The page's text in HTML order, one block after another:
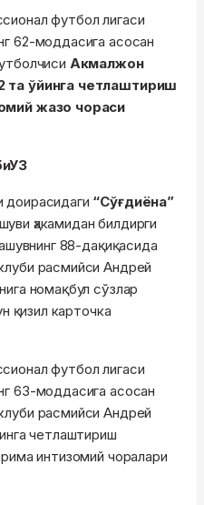
футбол лигаси
62-моддасига асосан
Акмалжон
та ўйинга четлаштириш
жазо чораси
“Сўғдиёна”
ҳакамидан билдирги
88-дақиқасида
расмийси Андрей
номақбул сўзлар
қизил карточка
футбол лигаси
63-моддасига асосан
расмийси Андрей
четлаштириш
интизомий чоралари